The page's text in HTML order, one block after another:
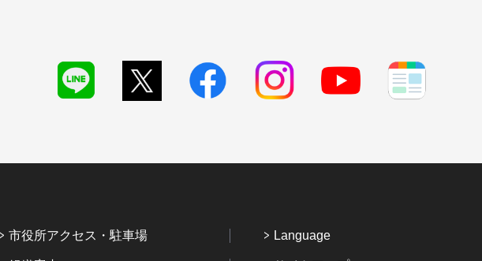
市役所アクセス・駐車場 Language